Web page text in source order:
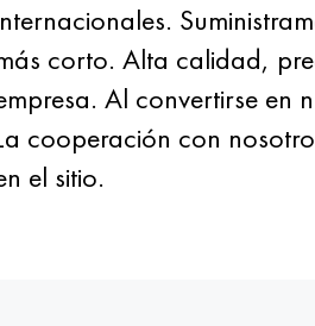
corto. Alta calidad,
Al convertirse en
cooperación con
el sitio.